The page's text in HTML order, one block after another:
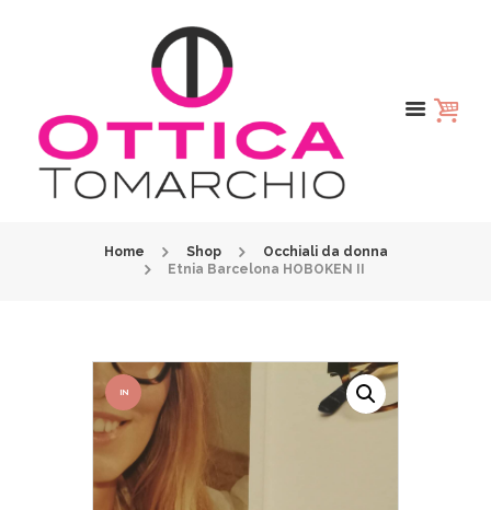
Home Shop
Occhiali da donna
Etnia Barcelona HOBOKEN II
IN
OFFER